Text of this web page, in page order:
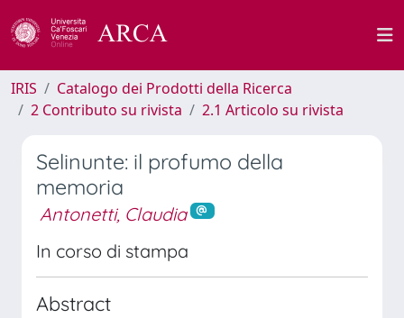
IRIS
Catalogo dei Prodotti della Ricerca
2 Contributo su rivista
2.1 Articolo su rivista
Selinunte: il profumo della
memoria
Antonetti, Claudia
In corso di stampa
Abstract